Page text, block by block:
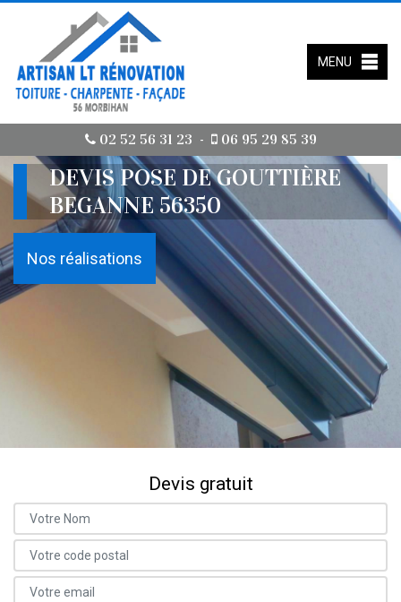
02 52 56 31 23 - 06 95 29 85 39
MENU
DEVIS POSE DE GOUTTIÈRE
BEGANNE 56350
Nos réalisations
Devis gratuit